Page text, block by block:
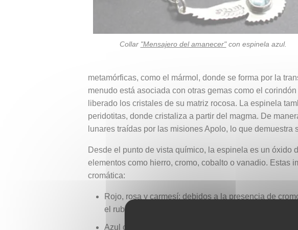
Collar "Mensajero del amanecer"con espinela azul.
metamórficas, como el mármol, donde se forma por la
menudo está asociada con otras gemas como el corindón
liberado los cristales de su matriz rocosa. La espinela
peridotitas, donde cristaliza a partir del magma. De
lunares traídas por las misiones Apolo, lo que
Desde el punto de vista químico, la espinela es un óxido
elementos como hierro, cromo, cobalto o vanadio. Estas
cromática:
Rojo, rosa y carmesí: debidos a la presencia de
el rubí.
Azul claro a azul oscuro: relacionados con la